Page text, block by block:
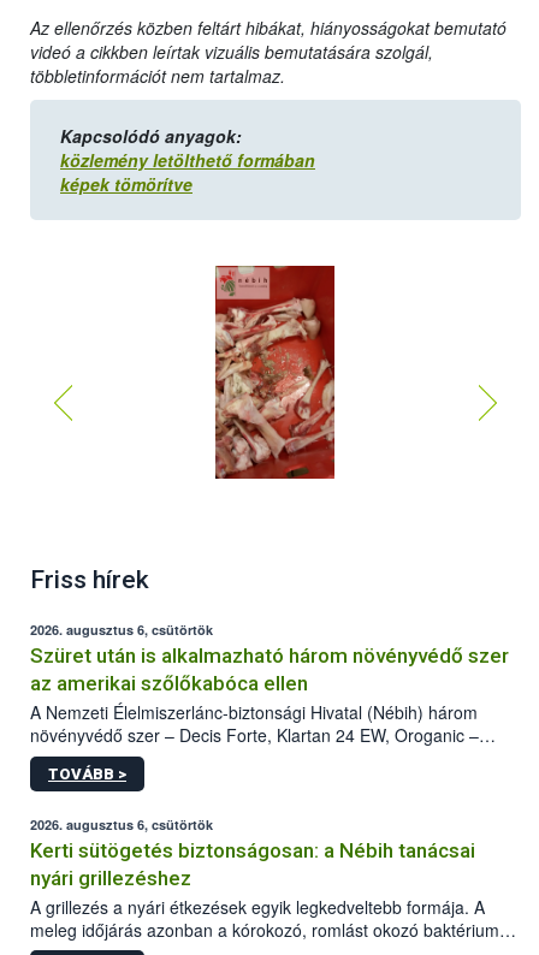
Az ellenőrzés közben feltárt hibákat, hiányosságokat bemutató
videó a cikkben leírtak vizuális bemutatására szolgál,
többletinformációt nem tartalmaz.
Kapcsolódó anyagok:
közlemény letölthető formában
képek tömörítve
Friss hírek
2026. augusztus 6, csütörtök
Szüret után is alkalmazható három növényvédő szer
az amerikai szőlőkabóca ellen
A Nemzeti Élelmiszerlánc-biztonsági Hivatal (Nébih) három
növényvédő szer – Decis Forte, Klartan 24 EW, Oroganic –
engedélyokiratát módosította, így azok a szüretet követően,
egészen a vesszőérettség (BBCH 91) stádiumáig
érésű szőlőkben is legyen lehetőség a károsító elleni további
védekezésre. Az Oroganic készítmény kis kiszerelésben kiskerti
felhasználók számára is elérhető és ökológiai termesztésben is
engedélyezett.
TOVÁBB >
2026. augusztus 6, csütörtök
Kerti sütögetés biztonságosan: a Nébih tanácsai
nyári grillezéshez
A grillezés a nyári étkezések egyik legkedveltebb formája. A
meleg időjárás azonban a kórokozó, romlást okozó baktériumok